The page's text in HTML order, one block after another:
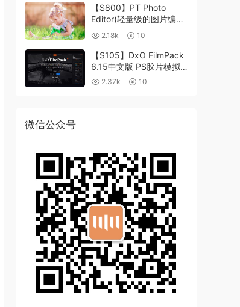
【S800】PT Photo
Editor(轻量级的图片编辑
工具)5.10.3汉化版 WIN
2.18k 10
【S105】DxO FilmPack
6.15中文版 PS胶片模拟
滤镜支持WIN/MAC
2.37k 10
微信公众号